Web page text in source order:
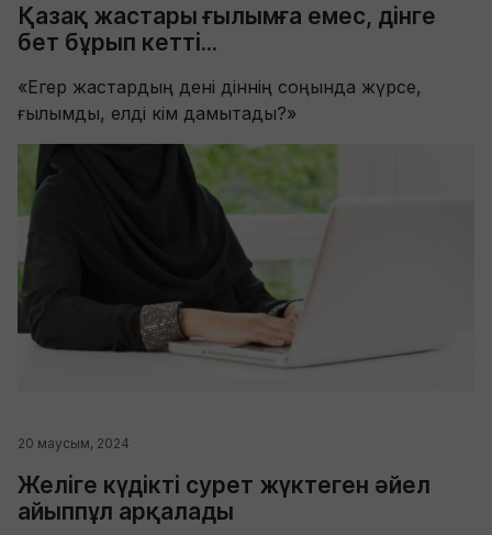
Қазақ жастары ғылымға емес, дінге
бет бұрып кетті...
«Егер жастардың дені діннің соңында жүрсе,
ғылымды, елді кім дамытады?»
20 маусым, 2024
Желіге күдікті сурет жүктеген әйел
айыппұл арқалады